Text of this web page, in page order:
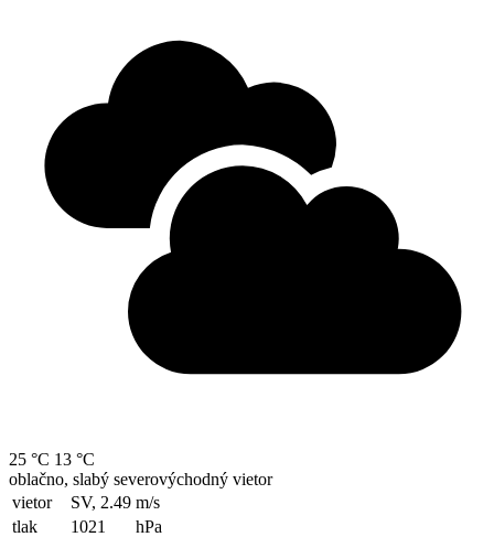
25 °C 13 °C
oblačno, slabý severovýchodný vietor
vietor
SV, 2.49 m/s
tlak
1021
hPa